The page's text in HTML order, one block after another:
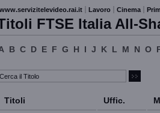
www.servizitelevideo.rai.it Lavoro Cinema
FTSE Italia All-
B C D E F G H I J K L M N O
Titoli Uffic.